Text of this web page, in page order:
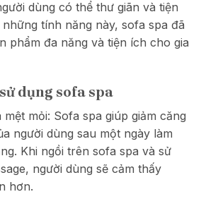
dùng có thể thư giãn và tiện
tính năng này, sofa spa đã
phẩm đa năng và tiện ích cho gia
dụng sofa spa
mỏi: Sofa spa giúp giảm căng
người dùng sau một ngày làm
Khi ngồi trên sofa spa và sử
người dùng sẽ cảm thấy
hơn.